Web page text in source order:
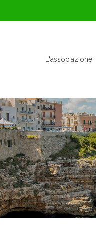
L'associazione